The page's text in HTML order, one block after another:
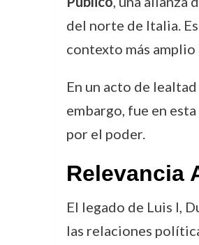
del norte de Italia.
contexto más
En un acto de lealtad
embargo, fue en
por el poder.
Relevancia
El legado de Luis I,
las relaciones